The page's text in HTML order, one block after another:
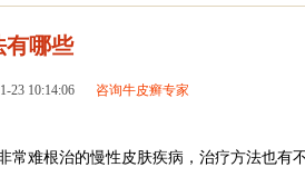
有哪些
23 10:14:06 咨询牛皮癣专家
难根治的慢性皮肤疾病，治疗方法也有